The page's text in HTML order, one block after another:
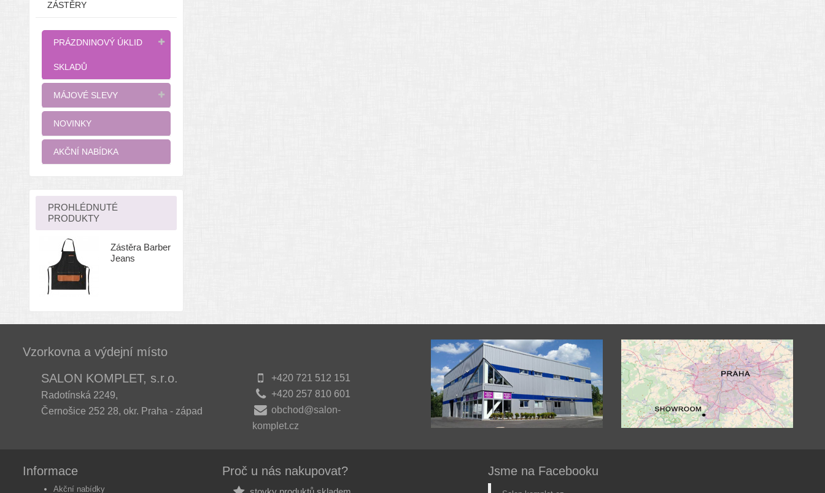
ZÁSTĚRY
PRÁZDNINOVÝ ÚKLID
SKLADŮ
MÁJOVÉ SLEVY
NOVINKY
AKČNÍ NABÍDKA
PROHLÉDNUTÉ
PRODUKTY
Zástěra Barber
Jeans
Vzorkovna a výdejní místo
SALON KOMPLET, s.r.o.
Radotínská 2249,
Černošice 252 28, okr. Praha - západ
+420 721 512 151
+420 257 810 601
obchod@salon-
komplet.cz
Informace
Akční nabídky
Proč u nás nakupovat? Jsme na Facebooku